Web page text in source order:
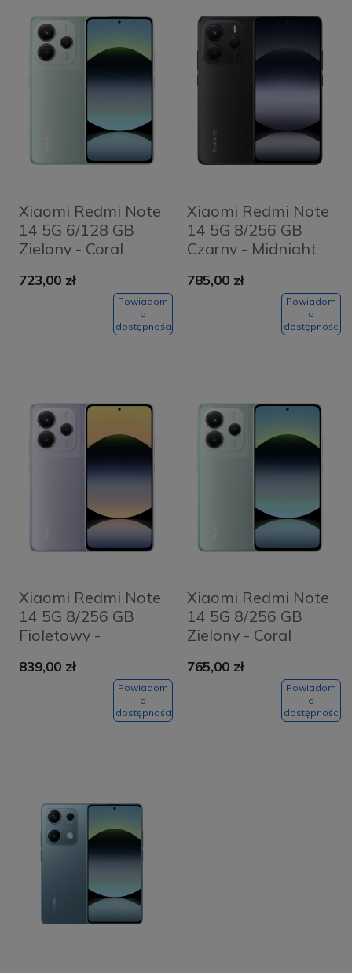
Xiaomi Redmi Note
14 5G 6/128 GB
Zielony - Coral
723,00 zł
Powiadom
o
dostępności
Xiaomi Redmi Note
14 5G 8/256 GB
Czarny - Midnight
785,00 zł
Powiadom
o
dostępności
Xiaomi Redmi Note
14 5G 8/256 GB
Fioletowy -
839,00 zł
Powiadom
o
dostępności
Xiaomi Redmi Note
14 5G 8/256 GB
Zielony - Coral
765,00 zł
Powiadom
o
dostępności